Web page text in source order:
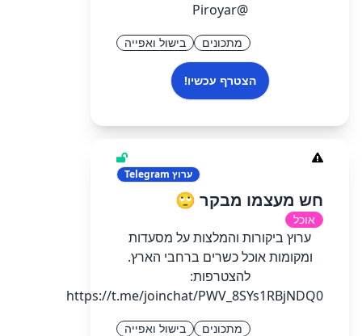
@Piroyar
מתכונים בישול ואפייה
הצטרף עכשיו!
ערוץ
חש מעצמו מבקר 🙄
אוכל
ערוץ ביקורות והמלצות על מסעדות
ומקומות אוכל כשרים ברחבי הארץ.
להצטרפות:
https://t.me/joinchat/PWV_8SYs1RBjNDQ0
מתכונים בישול ואפייה